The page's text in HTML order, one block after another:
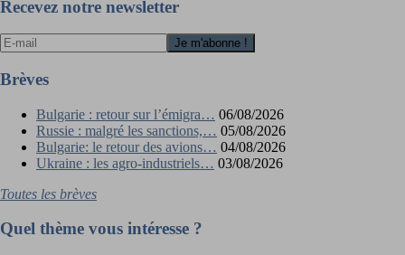
l’article
Recevez notre newsletter
Brèves
Bulgarie : retour sur l’émigra… 06/08/2026
Russie : malgré les sanctions,… 05/08/2026
Bulgarie: le retour des avions… 04/08/2026
Ukraine : les agro-industriels… 03/08/2026
Toutes les brèves
Quel thème vous intéresse ?